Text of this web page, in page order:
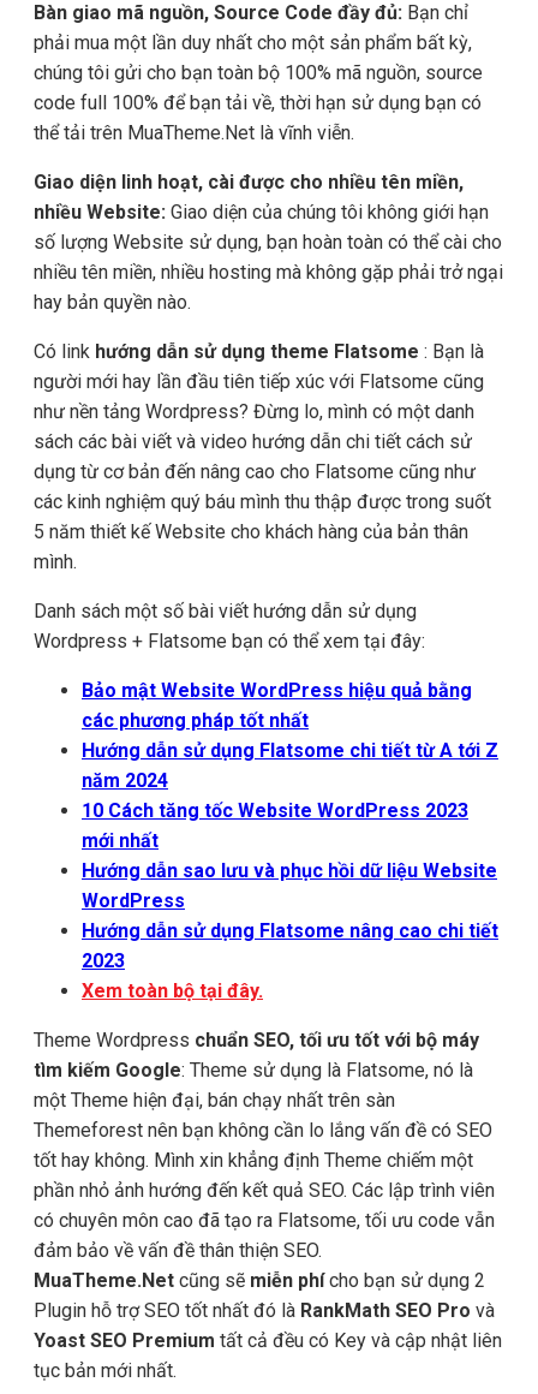
Bàn giao mã nguồn, Source Code đầy đủ: Bạn chỉ
phải mua một lần duy nhất cho một sản phẩm bất kỳ,
chúng tôi gửi cho bạn toàn bộ 100% mã nguồn, source
code full 100% để bạn tải về, thời hạn sử dụng bạn có
thể tải trên MuaTheme.Net là vĩnh viễn.
Giao diện linh hoạt, cài được cho nhiều tên miền,
nhiều Website: Giao diện của chúng tôi không giới hạn
số lượng Website sử dụng, bạn hoàn toàn có thể cài cho
nhiều tên miền, nhiều hosting mà không gặp phải trở ngại
hay bản quyền nào.
Có link hướng dẫn sử dụng theme Flatsome : Bạn là
người mới hay lần đầu tiên tiếp xúc với Flatsome cũng
như nền tảng Wordpress? Đừng lo, mình có một danh
sách các bài viết và video hướng dẫn chi tiết cách sử
dụng từ cơ bản đến nâng cao cho Flatsome cũng như
các kinh nghiệm quý báu mình thu thập được trong suốt
5 năm thiết kế Website cho khách hàng của bản thân
mình.
Danh sách một số bài viết hướng dẫn sử dụng
Wordpress + Flatsome bạn có thể xem tại đây:
Bảo mật Website WordPress hiệu quả bằng
các phương pháp tốt nhất
Hướng dẫn sử dụng Flatsome chi tiết từ A tới Z
năm 2024
10 Cách tăng tốc Website WordPress 2023
mới nhất
Hướng dẫn sao lưu và phục hồi dữ liệu Website
WordPress
Hướng dẫn sử dụng Flatsome nâng cao chi tiết
2023
Xem toàn bộ tại đây.
Theme Wordpress chuẩn SEO, tối ưu tốt với bộ máy
tìm kiếm Google: Theme sử dụng là Flatsome, nó là
một Theme hiện đại, bán chạy nhất trên sàn
Themeforest nên bạn không cần lo lắng vấn đề có SEO
tốt hay không. Mình xin khẳng định Theme chiếm một
phần nhỏ ảnh hướng đến kết quả SEO. Các lập trình viên
có chuyên môn cao đã tạo ra Flatsome, tối ưu code vẫn
đảm bảo về vấn đề thân thiện SEO.
MuaTheme.Net cũng sẽ miễn phícho bạn sử dụng 2
Plugin hỗ trợ SEO tốt nhất đó là RankMath SEO Pro và
Yoast SEO Premium tất cả đều có Key và cập nhật liên
tục bản mới nhất.